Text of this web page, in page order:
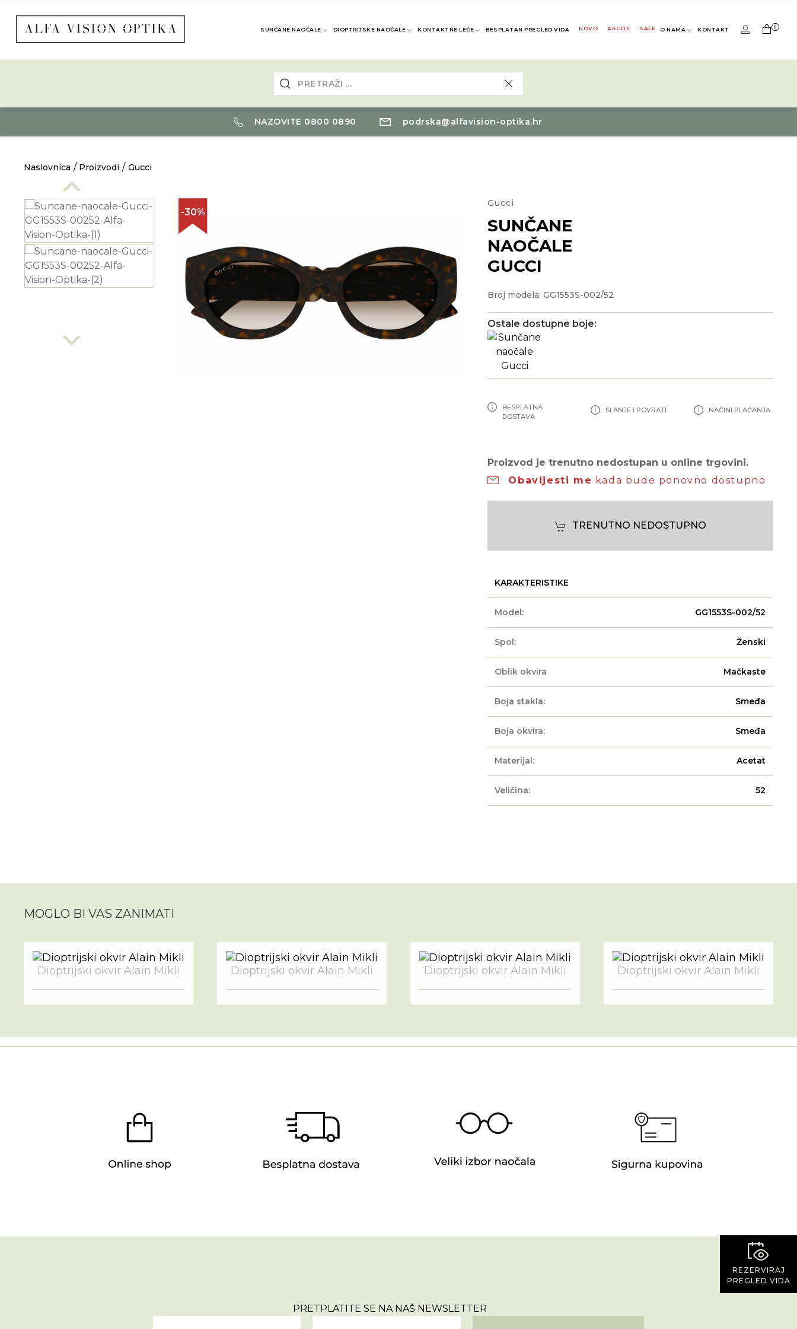
SUNČANE NAOČALE DIOPTRIJSKE NAOČALE KONTAKTNE LEĆE BESPLATAN PREGLED VIDA NOVO AKCIJE SALE O NAMA KONTAKT 0
NAZOVITE 0800 0890 podrska@alfavision-optika.hr
REZERVIRAJ
PREGLED VIDA
Naslovnica Proizvodi Gucci
-30%
Gucci
SUNČANE
NAOČALE
GUCCI
Broj modela: GG1553S-002/52
Ostale dostupne boje:
BESPLATNA
DOSTAVA
SLANJE I POVRATI NAČINI PLAĆANJA
Proizvod je trenutno nedostupan u online trgovini.
Obavijesti me kada bude ponovno dostupno
TRENUTNO NEDOSTUPNO
KARAKTERISTIKE
Model: GG1553S-002/52
Spol: Ženski
Oblik okvira Mačkaste
Boja stakla: Smeđa
Boja okvira: Smeđa
Materijal: Acetat
Veličina: 52
MOGLO BI VAS ZANIMATI
Dioptrijski okvir Alain Mikli Dioptrijski okvir Alain Mikli Dioptrijski okvir Alain Mikli Dioptrijski okvir Alain Mikli
PRETPLATITE SE NA NAŠ NEWSLETTER